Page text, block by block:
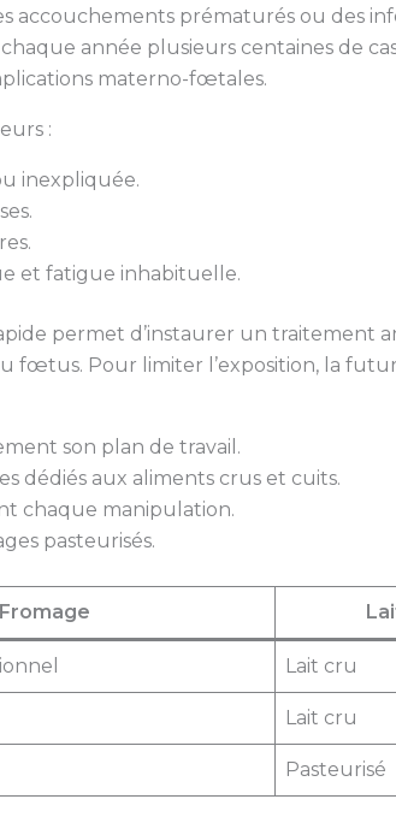
accouchements prématurés ou des
année plusieurs centaines de
materno-fœtales.
:
inexpliquée.
et fatigue inhabituelle.
permet d’instaurer un traitement
fœtus. Pour limiter l’exposition, la
son plan de travail.
dédiés aux aliments crus et cuits.
chaque manipulation.
pasteurisés.
Fromage
Lait cru
Lait cru
Pasteurisé